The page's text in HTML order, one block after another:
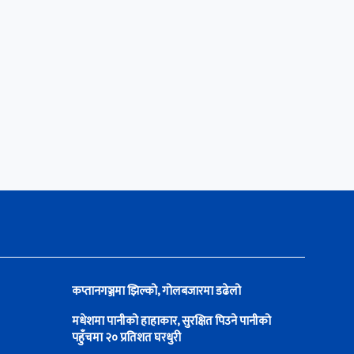
कप्तानगञ्जमा झिल्को, गोलबजारमा डढेलो
मधेशमा पानीको हाहाकार, सुरक्षित पिउने पानीको
पहुँचमा २० प्रतिशत घरधुरी